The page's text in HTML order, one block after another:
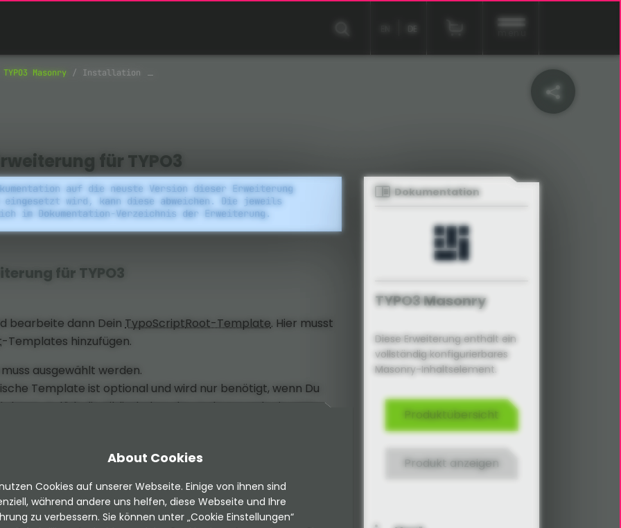
DE
TYPO3 Masonry Installation
für TYPO3
auf die neuste Version dieser Erweiterung
wird, kann diese abweichen. Die jeweils
im Dokumentation-Verzeichnis der Erweiterung.
für TYPO3
bearbeite dann Dein TypoScriptRoot-Template. Hier musst
-Templates hinzufügen.
ausgewählt werden.
Template ist optional und wird nur benötigt, wenn Du
Es lädt die Bibliotheken des OwlCarousels via
Dokumentation
TYPO3 Masonry
Diese Erweiterung enthält ein
vollständig konfigurierbares
Masonry-Inhaltselement.
Produktübersicht
Produkt anzeigen
About Cookies
Cookies auf unserer Webseite. Einige von ihnen sind
während andere uns helfen, diese Webseite und Ihre
zu verbessern. Sie können unter „Cookie Einstellungen“